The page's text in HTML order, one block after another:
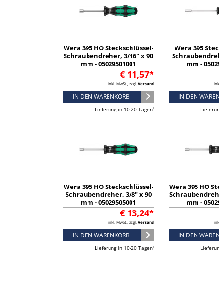
Wera 395 HO Steckschlüssel-
Schraubendreher, 3/16" x 90
mm - 05029501001
€ 11,57*
inkl. MwSt., zzgl. Versand
IN DEN WARENKORB
Lieferung in 10-20 Tagen¹
Wera 395
mm -
IN DEN
Wera 395 HO Steckschlüssel-
Schraubendreher, 3/8" x 90
mm - 05029505001
€ 13,24*
inkl. MwSt., zzgl. Versand
IN DEN WARENKORB
Lieferung in 10-20 Tagen¹
Wera 395 HO
mm -
IN DEN